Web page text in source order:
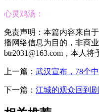
心灵鸡汤：
免责声明：本篇内容来自
播网络信息为目的，非商
btr2031@163.com，本人将
上一篇： 武汉宣布，78个
下一篇： 江城的观众回到